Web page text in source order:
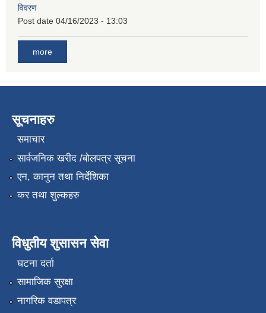
विवरण
Post date 04/16/2023 - 13:03
more
सूचनाहरु
समाचार
सार्वजनिक खरीद /बोलपत्र सूचना
एन, कानुन तथा निर्देशिका
कर तथा शुल्कहरु
विधुतीय शुसासन सेवा
घटना दर्ता
सामाजिक सुरक्षा
नागरिक वडापत्र